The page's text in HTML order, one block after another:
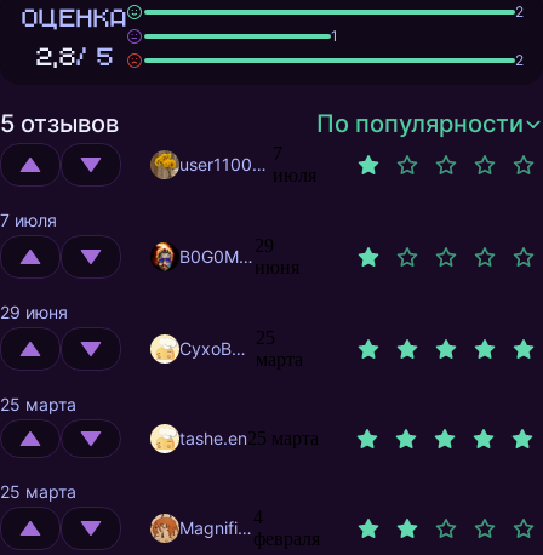
ОЦЕНКА
2,8/ 5
2
1
2
5 отзывов По популярности
user11007956
7
июля
7 июля
B0G0M0L
29
июня
29 июня
CyxoB666
25
марта
25 марта
tashe.en25 марта
25 марта
MagnificentMrFox
4
февраля